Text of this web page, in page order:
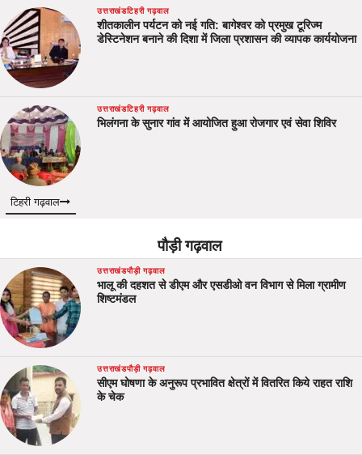
उत्तराखंडटिहरी गढ़वाल
शीतकालीन पर्यटन को नई गति: बागेश्वर को प्रमुख टूरिज्म
डेस्टिनेशन बनाने की दिशा में जिला प्रशासन की व्यापक कार्ययोजना
उत्तराखंडटिहरी गढ़वाल
भिलंगना के सुनार गांव में आयोजित हुआ रोजगार एवं सेवा शिविर
टिहरी गढ़वाल
पौड़ी गढ़वाल
उत्तराखंडपौड़ी गढ़वाल
भालू की दहशत से डीएम और एसडीओ वन विभाग से मिला ग्रामीण
शिष्टमंडल
उत्तराखंडपौड़ी गढ़वाल
सीएम घोषणा के अनुरूप प्रभावित क्षेत्रों में वितरित किये राहत राशि
के चेक